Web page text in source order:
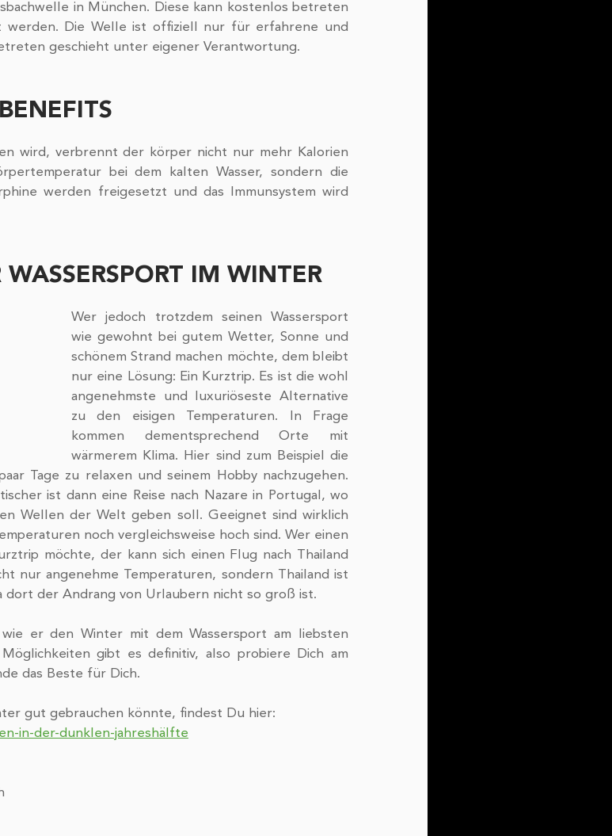
in München. Diese kann kostenlos betreten
Die Welle ist offiziell nur für erfahrene und
geschieht unter eigener Verantwortung.
BENEFITS
wird, verbrennt der körper nicht nur mehr Kalorien
bei dem kalten Wasser, sondern die
werden freigesetzt und das Immunsystem wird
WASSERSPORT IM WINTER
Wer jedoch trotzdem seinen Wassersport
wie gewohnt bei gutem Wetter, Sonne und
schönem Strand machen möchte, dem bleibt
nur eine Lösung: Ein Kurztrip. Es ist die wohl
angenehmste und luxuriöseste Alternative
zu den eisigen Temperaturen. In Frage
kommen dementsprechend Orte mit
wärmerem Klima. Hier sind zum Beispiel die
Tage zu relaxen und seinem Hobby nachzugehen.
ist dann eine Reise nach Nazare in Portugal, wo
Wellen der Welt geben soll. Geeignet sind wirklich
noch vergleichsweise hoch sind. Wer einen
möchte, der kann sich einen Flug nach Thailand
nur angenehme Temperaturen, sondern Thailand ist
der Andrang von Urlaubern nicht so groß ist.
er den Winter mit dem Wassersport am liebsten
gibt es definitiv, also probiere Dich am
das Beste für Dich.
gut gebrauchen könnte, findest Du hier:
in-der-dunklen-jahreshälfte